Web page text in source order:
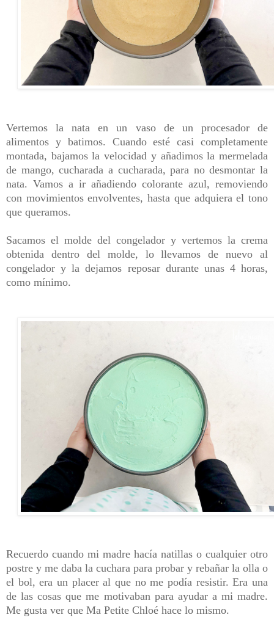
Vertemos la nata en un vaso de un procesador de
alimentos y batimos. Cuando esté casi completamente
montada, bajamos la velocidad y añadimos la mermelada
de mango, cucharada a cucharada, para no desmontar la
nata. Vamos a ir añadiendo colorante azul, removiendo
con movimientos envolventes, hasta que adquiera el tono
que queramos.
Sacamos el molde del congelador y vertemos la crema
obtenida dentro del molde, lo llevamos de nuevo al
congelador y la dejamos reposar durante unas 4 horas,
como mínimo.
Recuerdo cuando mi madre hacía natillas o cualquier otro
postre y me daba la cuchara para probar y rebañar la olla o
el bol, era un placer al que no me podía resistir. Era una
de las cosas que me motivaban para ayudar a mi madre.
Me gusta ver que Ma Petite Chloé hace lo mismo.